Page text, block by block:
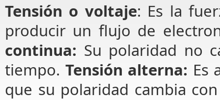
Tensión o voltaje: Es la
producir un flujo de
continua: Su polaridad no
tiempo. Tensión alterna: Es
que su polaridad cambia